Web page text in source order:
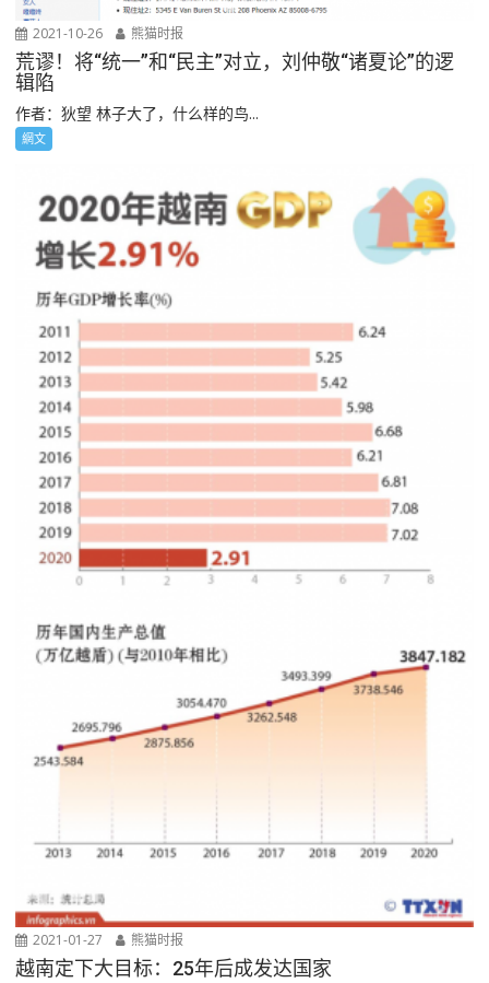
2021-10-26 熊猫时报
荒谬！将“统一”和“民主”对立，刘仲敬“诸夏论”的逻
辑陷
作者：狄望 林子大了，什么样的鸟...
網文
2021-01-27 熊猫时报
越南定下大目标：25年后成发达国家